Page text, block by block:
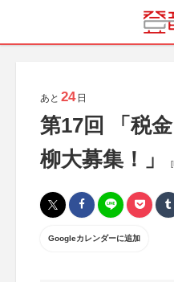
あと 24 日
第17回 「税
柳大募集！」
Googleカレンダーに追加